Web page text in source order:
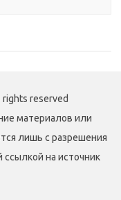
rights reserved
материалов или
лишь с разрешения
ссылкой на источник